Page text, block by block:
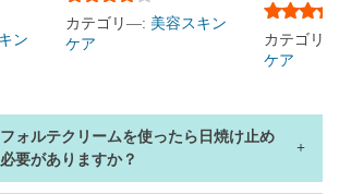
ン
5段階中 4.00の評価
カテゴリ―: 美容スキン
ケア
5段階中
カテゴリ
ケア
ォルテクリームを使ったら日焼け止め
要がありますか？